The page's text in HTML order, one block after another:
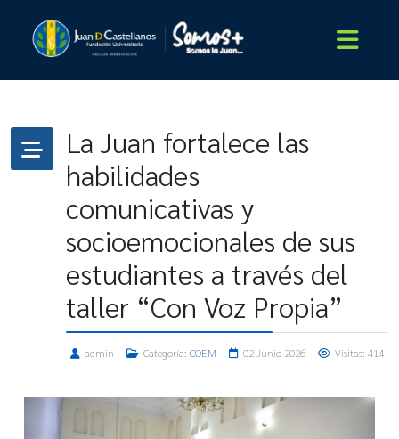
La Juan fortalece las
habilidades
comunicativas y
socioemocionales de sus
estudiantes a través del
taller “Con Voz Propia”
admin Categoría: COEM 02 Junio 2026 Visitas: 414